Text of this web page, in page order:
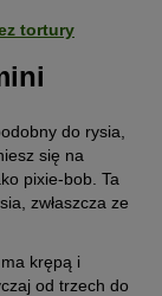
tortury
do rysia,
się na
pixie-bob. Ta
zwłaszcza ze
krępą i
od trzech do